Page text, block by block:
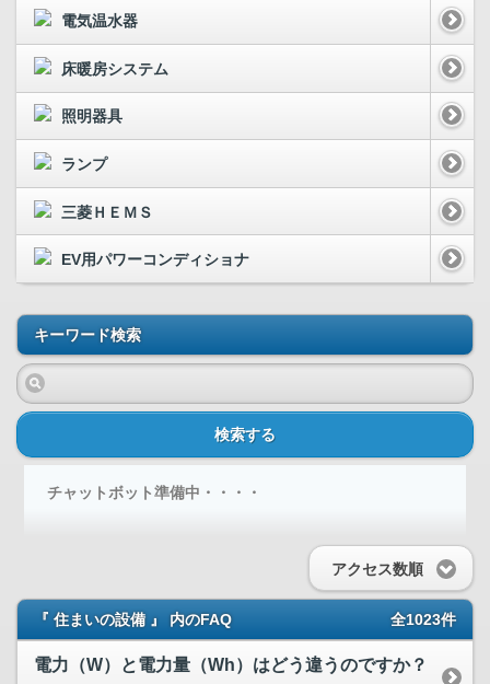
電気温水器
床暖房システム
照明器具
ランプ
三菱ＨＥＭＳ
EV用パワーコンディショナ
キーワード検索
検索する
チャットボット準備中・・・・
アクセス数順
『 住まいの設備 』 内のFAQ 全1023件
電力（W）と電力量（Wh）はどう違うのですか？